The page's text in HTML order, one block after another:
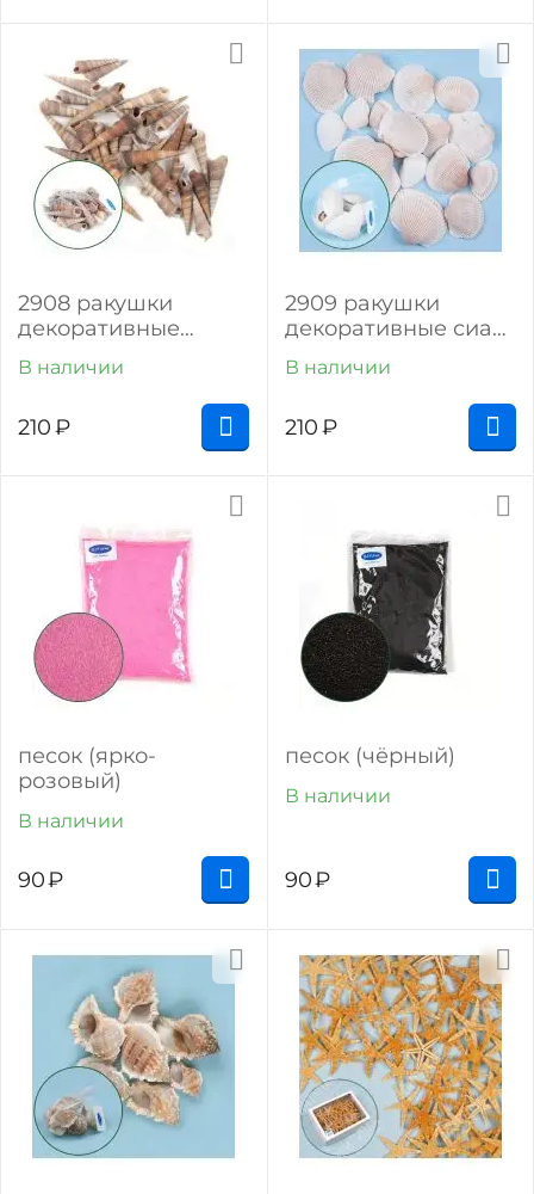
2908 ракушки
декоративные
мадагаскар (150 г)
В наличии
210₽
2909 ракушки
декоративные сиам
(150 г)
В наличии
210₽
песок (ярко-
розовый)
В наличии
90₽
песок (чёрный)
В наличии
90₽